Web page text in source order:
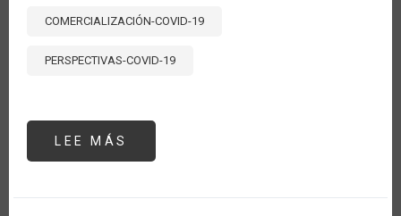
COMERCIALIZACIÓN-COVID-19
PERSPECTIVAS-COVID-19
LEE MÁS
INTERNACIONAL